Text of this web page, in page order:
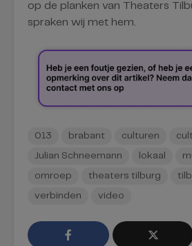
op de planken van Theaters
spraken wij met hem.
013 brabant culturen
Julian Schneemann lokaal
omroep theaters tilburg
verbinden video